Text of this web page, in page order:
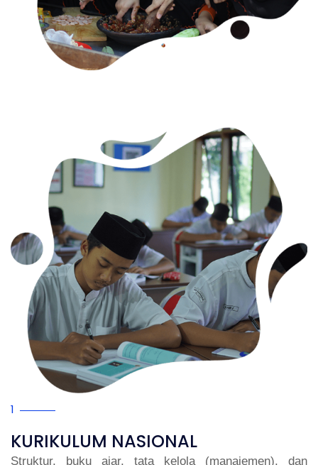
1
KURIKULUM NASIONAL
Struktur, buku ajar, tata kelola (manajemen), dan